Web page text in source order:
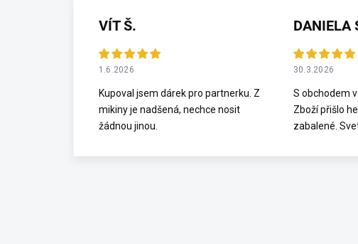
VÍT Š.
1.6.2026
Kupoval jsem dárek pro partnerku. Z
mikiny je nadšená, nechce nosit
žádnou jinou.
DANIELA
30.3.2026
S obchodem
Zboží přišlo
zabalené.